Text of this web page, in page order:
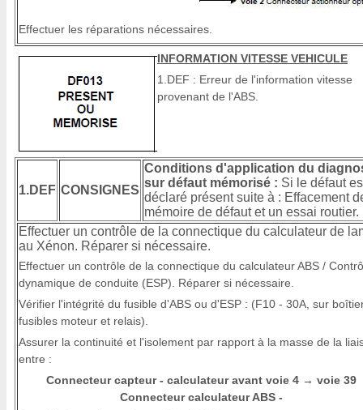
Effectuer les réparations nécessaires.
INFORMATION VITESSE VEHICULE
1.DEF : Erreur de l'information vitesse
provenant de l'ABS.
1.DEF CONSIGNES
Conditions d'application du
sur défaut mémorisé : Si le défaut
déclaré présent suite à : Effacement
mémoire de défaut et un essai routier.
Effectuer un contrôle de la connectique du calculateur de
au Xénon. Réparer si nécessaire.
Effectuer un contrôle de la connectique du calculateur ABS /
dynamique de conduite (ESP). Réparer si nécessaire.
Vérifier l'intégrité du fusible d'ABS ou d'ESP : (F10 - 30A, sur
fusibles moteur et relais).
Assurer la continuité et l'isolement par rapport à la masse de la
entre :
Connecteur capteur - calculateur avant voie 4 → voie 39
Connecteur calculateur ABS -